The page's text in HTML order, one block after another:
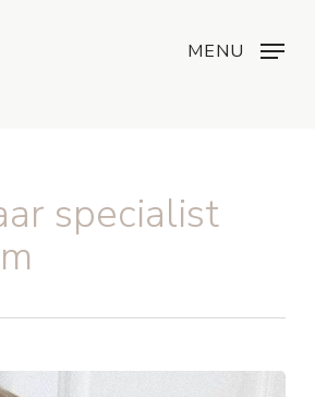
MENU
specialist